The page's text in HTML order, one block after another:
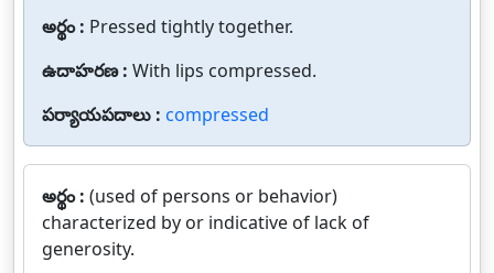
అర్థం : Pressed tightly together.
ఉదాహరణ : With lips compressed.
పర్యాయపదాలు : compressed
అర్థం : (used of persons or behavior)
characterized by or indicative of lack of
generosity.